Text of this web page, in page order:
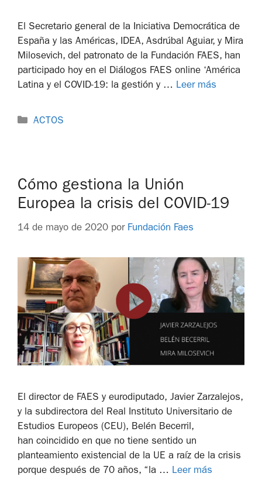
El Secretario general de la Iniciativa Democrática de
España y las Américas, IDEA, Asdrúbal Aguiar, y Mira
Milosevich, del patronato de la Fundación FAES, han
participado hoy en el Diálogos FAES online ‘América
Latina y el COVID-19: la gestión y … Leer más
ACTOS
Cómo gestiona la Unión
Europea la crisis del COVID-19
14 de mayo de 2020 por Fundación Faes
El director de FAES y eurodiputado, Javier Zarzalejos,
y la subdirectora del Real Instituto Universitario de
Estudios Europeos (CEU), Belén Becerril,
han coincidido en que no tiene sentido un
planteamiento existencial de la UE a raíz de la crisis
porque después de 70 años, “la … Leer más